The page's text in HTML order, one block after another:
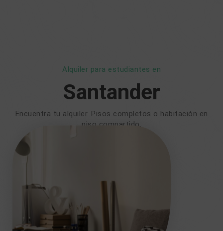
Alquiler para estudiantes en
Santander
Encuentra tu alquiler. Pisos completos o habitación en
piso compartido.